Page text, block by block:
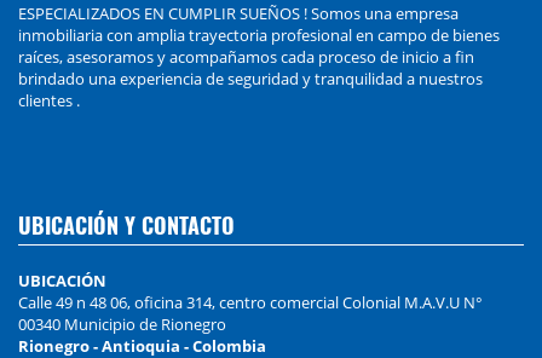
ESPECIALIZADOS EN CUMPLIR SUEÑOS ! Somos una empresa
inmobiliaria con amplia trayectoria profesional en campo de bienes
raíces, asesoramos y acompañamos cada proceso de inicio a fin
brindado una experiencia de seguridad y tranquilidad a nuestros
clientes .
UBICACIÓN Y CONTACTO
UBICACIÓN
Calle 49 n 48 06, oficina 314, centro comercial Colonial M.A.V.U N°
00340 Municipio de Rionegro
Rionegro - Antioquia - Colombia